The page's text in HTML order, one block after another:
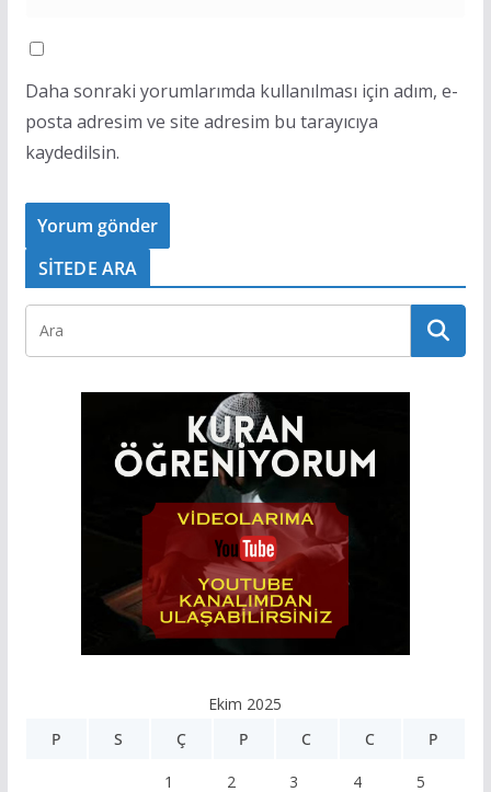
Daha sonraki yorumlarımda kullanılması için adım, e-
posta adresim ve site adresim bu tarayıcıya
kaydedilsin.
SİTEDE ARA
Ekim 2025
P
S Ç P C C P
1 2 3 4 5